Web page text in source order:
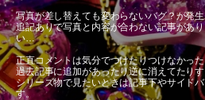
写真が差し替えても変わらないバグ？が発
追記ありで写真と内容が合わない記事があ
い…
正直コメントは気分でつけたりつけなかっ
過去記事に追加があったり逆に消えてたり
シリーズ物で見たいときは記事下やサイド
す。